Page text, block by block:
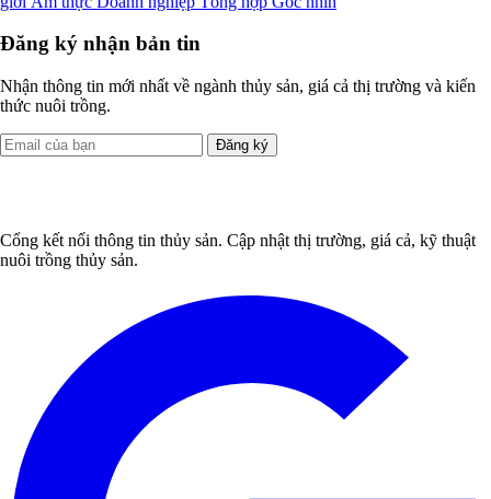
Đăng ký nhận bản tin
Nhận thông tin mới nhất về ngành thủy sản, giá cả thị trường và kiến
thức nuôi trồng.
Đăng ký
Cổng kết nối thông tin thủy sản. Cập nhật thị trường, giá cả, kỹ thuật
nuôi trồng thủy sản.